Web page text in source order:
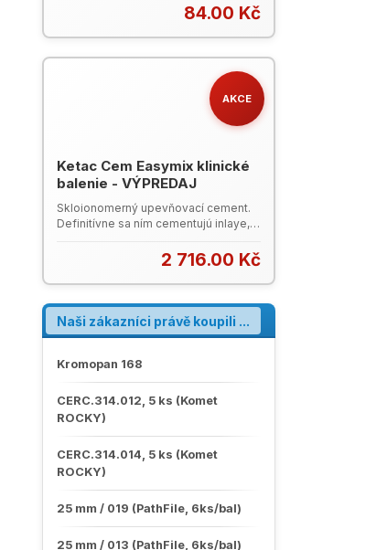
CC-cord. 21 mm pracovná dĺžka
nástrojov. Balenie: 10 ks. Leták
Nástroje VDW (PDF)VDW Katalóg
2023 (PDF)
84.00 Kč
AKCE
Ketac Cem Easymix klinické
balenie - VÝPREDAJ
Skloionomerný upevňovací cement.
Definitívne sa ním cementujú inlaye,
alebo metalokeramiky, keramických
systémov s jadrom z alumínia alebo
zirkónia. Slúži aj ako podložka kavity.
Uvoľňuje fluór a je rádioopakný.
Balenie: 3 prášky á 30 g, 3 tekutiny á
12 ml, 1 dávkovacia odmerka, 1
Kompletný katalog 3M ESPE (PDF, 8
2 716.00 Kč
Naši zákazníci právě koupili ...
Kromopan 168
CERC.314.012, 5 ks (Komet
ROCKY)
CERC.314.014, 5 ks (Komet
ROCKY)
25 mm / 019 (PathFile, 6ks/bal)
25 mm / 013 (PathFile, 6ks/bal)